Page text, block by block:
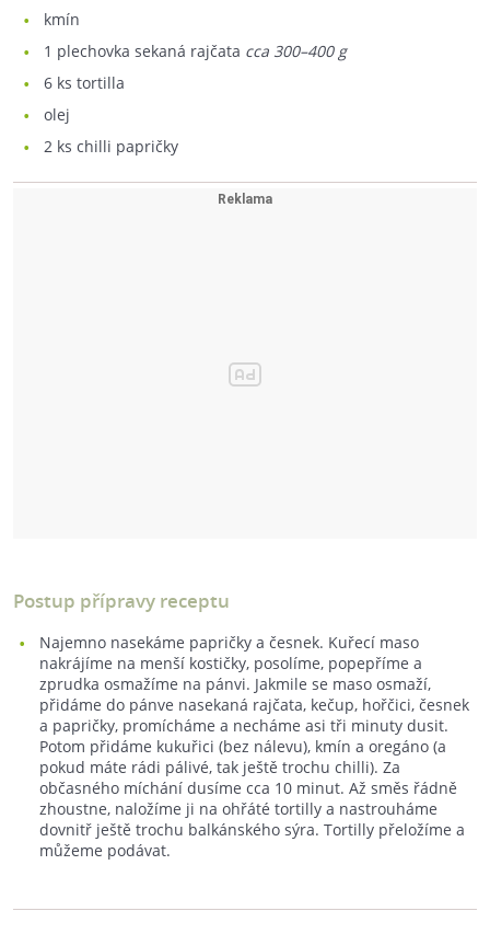
kmín
1 plechovka sekaná rajčata cca 300–400 g
6 ks tortilla
olej
2 ks chilli papričky
Postup přípravy receptu
Najemno nasekáme papričky a česnek. Kuřecí maso
nakrájíme na menší kostičky, posolíme, popepříme a
zprudka osmažíme na pánvi. Jakmile se maso osmaží,
přidáme do pánve nasekaná rajčata, kečup, hořčici, česnek
a papričky, promícháme a necháme asi tři minuty dusit.
Potom přidáme kukuřici (bez nálevu), kmín a oregáno (a
pokud máte rádi pálivé, tak ještě trochu chilli). Za
občasného míchání dusíme cca 10 minut. Až směs řádně
zhoustne, naložíme ji na ohřáté tortilly a nastrouháme
dovnitř ještě trochu balkánského sýra. Tortilly přeložíme a
můžeme podávat.